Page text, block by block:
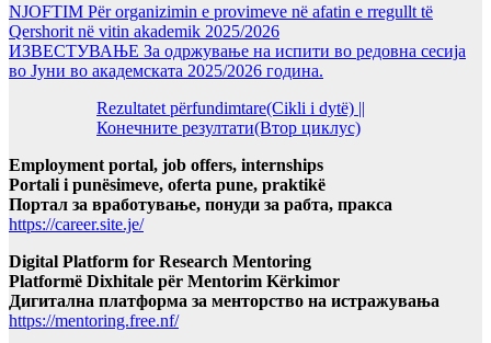
NJOFTIM Për organizimin e provimeve në afatin e rregullt të
Qershorit në vitin akademik 2025/2026
ИЗВЕСТУВАЊЕ За одржување на испити во редовна сесија
во Јуни во академската 2025/2026 година.
Rezultatet përfundimtare(Cikli i dytë) ||
Конечните резултати(Втор циклус)
Employment portal, job offers, internships
Portali i punësimeve, oferta pune, praktikë
Портал за вработување, понуди за рабта, пракса
https://career.site.je/
Digital Platform for Research Mentoring
Platformë Dixhitale për Mentorim Kërkimor
Дигитална платформа за менторство на истражувања
https://mentoring.free.nf/